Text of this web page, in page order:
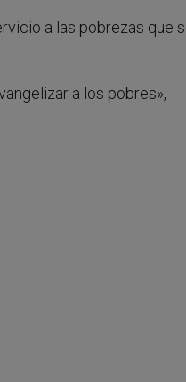
a las pobrezas que
a los pobres»,